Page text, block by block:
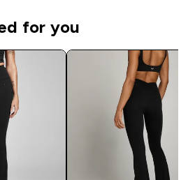
for you